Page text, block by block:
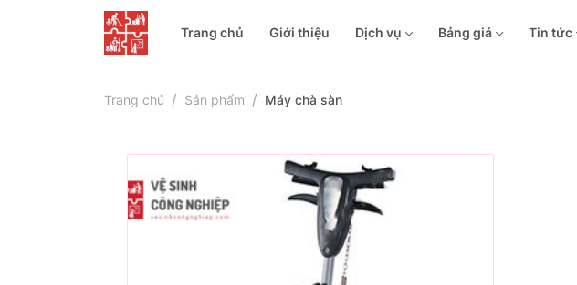
Trang chủ Giới thiệu Dịch vụ Bảng giá Tin tức
Trang chủ Sản phẩm Máy chà sàn